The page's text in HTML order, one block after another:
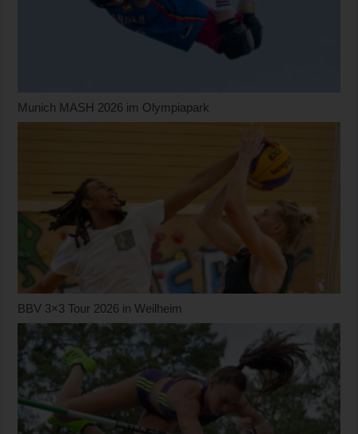
Munich MASH 2026 im Olympiapark
BBV 3×3 Tour 2026 in Weilheim